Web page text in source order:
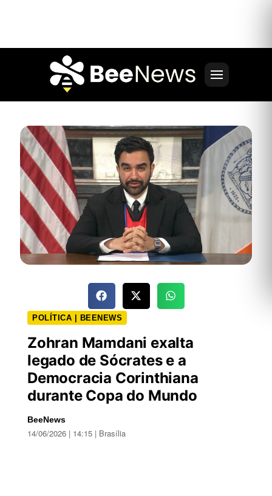
POLÍTICA | BEENEWS
Zohran Mamdani exalta
legado de Sócrates e a
Democracia Corinthiana
durante Copa do Mundo
BeeNews
14/06/2026 | 14:15 | Brasília